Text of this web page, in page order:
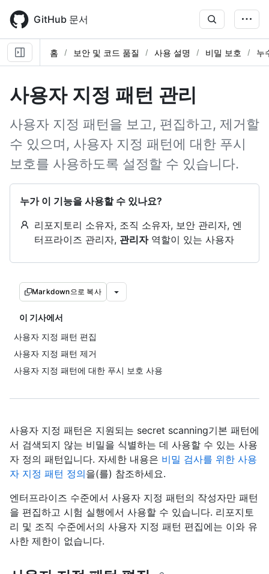
main
content
GitHub 문서
홈 보안 및 코드 품질 사용 설명 비밀 보호 누
사용자 지정 패턴 관리
사용자 지정 패턴을 보고, 편집하고, 제거할
수 있으며, 사용자 지정 패턴에 대한 푸시
보호를 사용하도록 설정할 수 있습니다.
누가 이 기능을 사용할 수 있나요?
리포지토리 소유자, 조직 소유자, 보안 관리자, 엔
터프라이즈 관리자, 관리자역할이 있는 사용자
Markdown으로 복사
이 기사에서
사용자 지정 패턴 편집
사용자 지정 패턴 제거
사용자 지정 패턴에 대한 푸시 보호 사용
사용자 지정 패턴은 지원되는 secret scanning기본 패턴에
서 검색되지 않는 비밀을 식별하는 데 사용할 수 있는 사용
자 정의 패턴입니다. 자세한 내용은 비밀 검사를 위한 사용
자 지정 패턴 정의을(를) 참조하세요.
엔터프라이즈 수준에서 사용자 지정 패턴의 작성자만 패턴
을 편집하고 시험 실행에서 사용할 수 있습니다. 리포지토
리 및 조직 수준에서의 사용자 지정 패턴 편집에는 이와 유
사한 제한이 없습니다.